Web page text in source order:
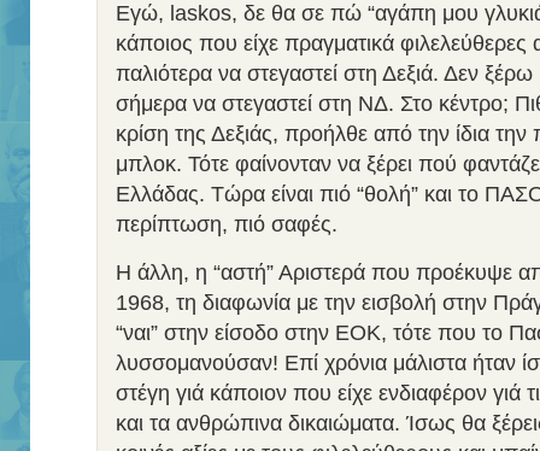
Εγώ, laskos, δε θα σε πώ “αγάπη μου
κάποιος που είχε πραγματικά
παλιότερα να στεγαστεί στη Δεξιά. Δεν
σήμερα να στεγαστεί στη ΝΔ. Στο κέντρο;
κρίση της Δεξιάς, προήλθε από την ίδια
μπλοκ. Τότε φαίνονταν να ξέρει πού
Ελλάδας. Τώρα είναι πιό “θολή” και το
περίπτωση, πιό σαφές.
Η άλλη, η “αστή” Αριστερά που προέκυψε
1968, τη διαφωνία με την εισβολή στην
“ναι” στην είσοδο στην ΕΟΚ, τότε που το
λυσσομανούσαν! Επί χρόνια μάλιστα ήταν
στέγη γιά κάποιον που είχε ενδιαφέρον γιά
και τα ανθρώπινα δικαιώματα. Ίσως θα